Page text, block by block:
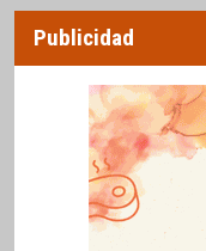
Publicidad